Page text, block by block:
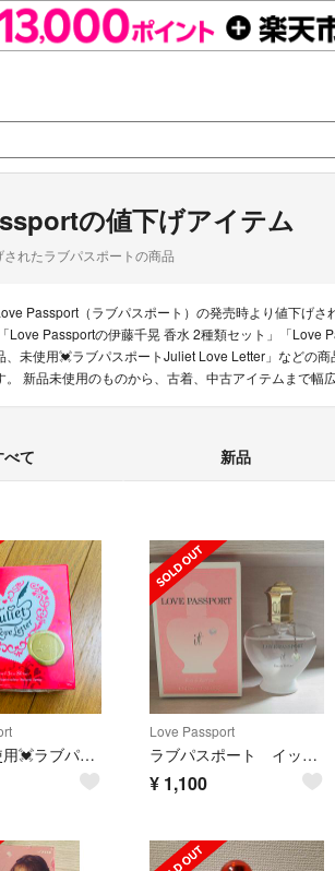
の値下げアイテム
れたラブパスポートの商品
Passport（ラブパスポート）の発売時より値下げ
Love Passportの伊藤千晃 香水 2種類セット」「
、未使用💓ラブパスポートJuliet Love Letter」などの
新品未使用のものから、古着、中古アイテムまで幅広
べて 新品
新品、未使用💓ラブパスポートJuliet Love Letter
Love Passport
ラブパスポート イット オードパルファム
¥ 1,100